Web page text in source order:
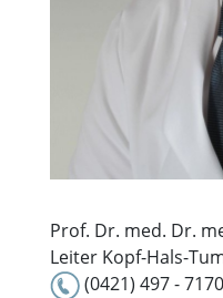
Prof. Dr. med. Dr.
Leiter Kopf-Hals-
(0421) 497 -